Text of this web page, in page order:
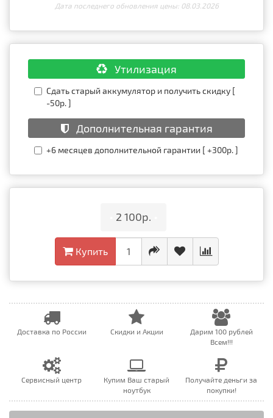
Дата последнего обновления цены: 08.03.2026
Утилизация
Сдать старый аккумулятор и получить скидку [
-50р. ]
Дополнительная гарантия
+6 месяцев дополнительной гарантии [ +300р. ]
2 100р.
Купить
Доставка по России Скидки и Акции
Дарим 100 рублей
Всем!!!
Сервисный центр
Купим Ваш старый
ноутбук
Получайте деньги за
покупки!